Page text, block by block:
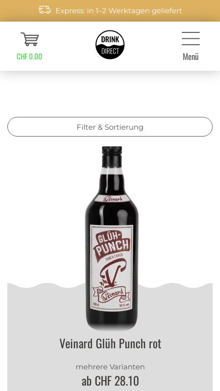
Express: in 1–2 Werktagen geliefert
CHF 0.00 Menü
Filter & Sortierung
Veinard Glüh Punch rot
mehrere Varianten
ab CHF 28.10